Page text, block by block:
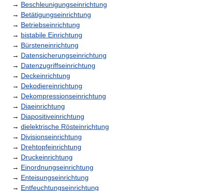
→ Beschleunigungseinrichtung
→ Betätigungseinrichtung
→ Betriebseinrichtung
→ bistabile Einrichtung
→ Bürsteneinrichtung
→ Datensicherungseinrichtung
→ Datenzugriffseinrichtung
→ Deckeinrichtung
→ Dekodiereinrichtung
→ Dekompressionseinrichtung
→ Diaeinrichtung
→ Diapositiveinrichtung
→ dielektrische Rösteinrichtung
→ Divisionseinrichtung
→ Drehtopfeinrichtung
→ Druckeinrichtung
→ Einordnungseinrichtung
→ Enteisungseinrichtung
→ Entfeuchtungseinrichtung